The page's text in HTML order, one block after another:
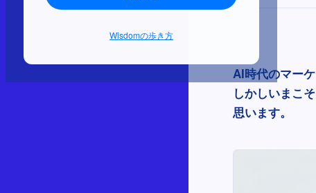
Wisdomの歩き方
AI時代のマー
しかしいまこ
思います。